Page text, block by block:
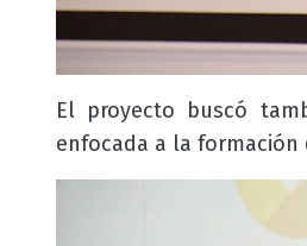
El proyecto buscó
enfocada a la formación